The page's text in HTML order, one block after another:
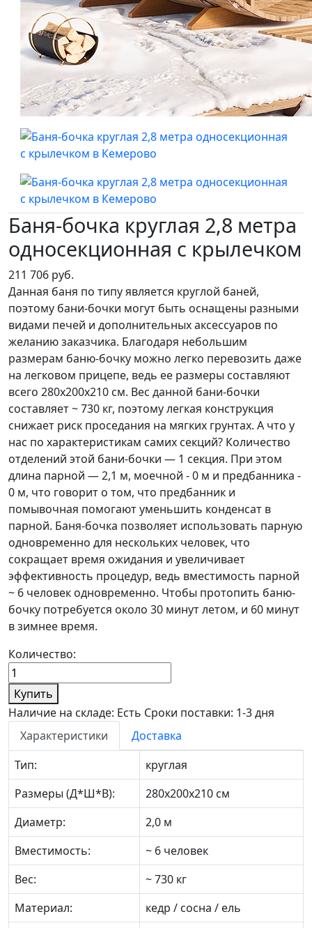
Баня-бочка круглая 2,8 метра
односекционная с крылечком
211 706 руб.
Данная баня по типу является круглой баней,
поэтому бани-бочки могут быть оснащены разными
видами печей и дополнительных аксессуаров по
желанию заказчика. Благодаря небольшим
размерам баню-бочку можно легко перевозить даже
на легковом прицепе, ведь ее размеры составляют
всего 280х200х210 см. Вес данной бани-бочки
составляет ~ 730 кг, поэтому легкая конструкция
снижает риск проседания на мягких грунтах. А что у
нас по характеристикам самих секций? Количество
отделений этой бани-бочки — 1 секция. При этом
длина парной — 2,1 м, моечной - 0 м и предбанника -
0 м, что говорит о том, что предбанник и
помывочная помогают уменьшить конденсат в
парной. Баня-бочка позволяет использовать парную
одновременно для нескольких человек, что
сокращает время ожидания и увеличивает
эффективность процедур, ведь вместимость парной
~ 6 человек одновременно. Чтобы протопить баню-
бочку потребуется около 30 минут летом, и 60 минут
в зимнее время.
Количество:
Купить
Наличие на складе: Есть Сроки поставки: 1-3 дня
Характеристики
Доставка
Тип:
круглая
Размеры (Д*Ш*В):
280х200х210 см
Диаметр:
2,0 м
Вместимость:
~ 6 человек
Вес:
~ 730 кг
Материал:
кедр / сосна / ель